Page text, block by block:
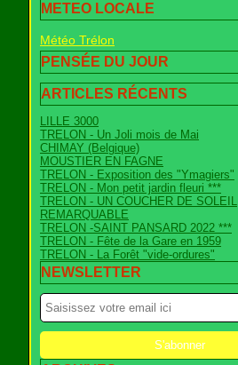
METEO LOCALE
Météo Trélon
PENSÉE DU JOUR
ARTICLES RÉCENTS
LILLE 3000
TRELON - Un Joli mois de Mai
CHIMAY (Belgique)
MOUSTIER EN FAGNE
TRELON - Exposition des "Ymagiers"
TRELON - Mon petit jardin fleuri ***
TRELON - UN COUCHER DE SOLEIL
REMARQUABLE
TRELON -SAINT PANSARD 2022 ***
TRELON - Fête de la Gare en 1959
TRELON - La Forêt "vide-ordures"
NEWSLETTER